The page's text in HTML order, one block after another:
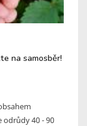
na samosběr!
odrůdy 40 - 90